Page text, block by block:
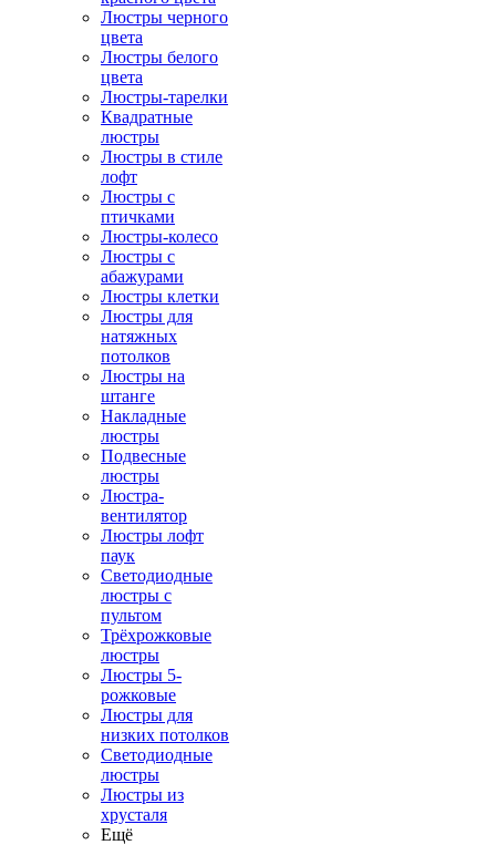
Люстры черного
цвета
Люстры белого
цвета
Люстры-тарелки
Квадратные
люстры
Люстры в стиле
лофт
Люстры с
птичками
Люстры-колесо
Люстры с
абажурами
Люстры клетки
Люстры для
натяжных
потолков
Люстры на
штанге
Накладные
люстры
Подвесные
люстры
Люстра-
вентилятор
Люстры лофт
паук
Светодиодные
люстры с
пультом
Трёхрожковые
люстры
Люстры 5-
рожковые
Люстры для
низких потолков
Cветодиодные
люстры
Люстры из
хрусталя
Ещё